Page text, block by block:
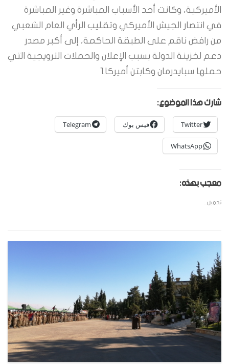
الأميركية، وكانت أحد الأسباب المباشرة وغير المباشرة
في انتصار الجيش الأميركي وتقليب الرأي العام الشعبي
من رافض ناقم على الطبقة الحاكمة، إلى أكبر مصدر
دعم لخزينة الدولة بسبب الإعلان والحملات الترويجية التي
حملها سبايدرمان وكابتن أميركا.1
شارك هذا الموضوع:
Twitter فيس بوك Telegram
WhatsApp
معجب بهذه:
تحميل...